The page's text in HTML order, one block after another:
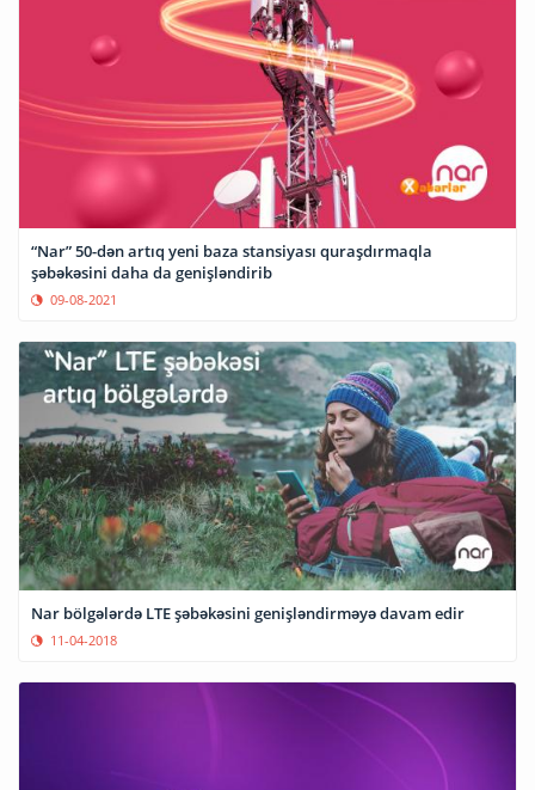
“Nar” 50-dən artıq yeni baza stansiyası quraşdırmaqla
şəbəkəsini daha da genişləndirib
09-08-2021
Nar bölgələrdə LTE şəbəkəsini genişləndirməyə davam edir
11-04-2018